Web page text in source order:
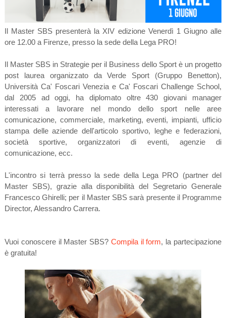
Il Master SBS presenterà la XIV edizione Venerdì 1 Giugno alle
ore 12.00 a Firenze, presso la sede della Lega PRO!
Il Master SBS in Strategie per il Business dello Sport è un progetto
post laurea organizzato da Verde Sport (Gruppo Benetton),
Università Ca' Foscari Venezia e Ca' Foscari Challenge School,
dal 2005 ad oggi, ha diplomato oltre 430 giovani manager
interessati a lavorare nel mondo dello sport nelle aree
comunicazione, commerciale, marketing, eventi, impianti, ufficio
stampa delle aziende dell'articolo sportivo, leghe e federazioni,
società sportive, organizzatori di eventi, agenzie di
comunicazione, ecc.
L'incontro si terrà presso la sede della Lega PRO (partner del
Master SBS), grazie alla disponibilità del Segretario Generale
Francesco Ghirelli; per il Master SBS sarà presente il Programme
Director, Alessandro Carrera.
Vuoi conoscere il Master SBS? Compila il form, la partecipazione
è gratuita!